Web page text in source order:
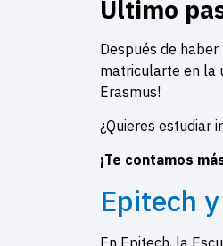
Último
Después de
matricularte en la
Erasmus!
¿Quieres estudiar
¡Te contamos
Epitech
En Epitech, la